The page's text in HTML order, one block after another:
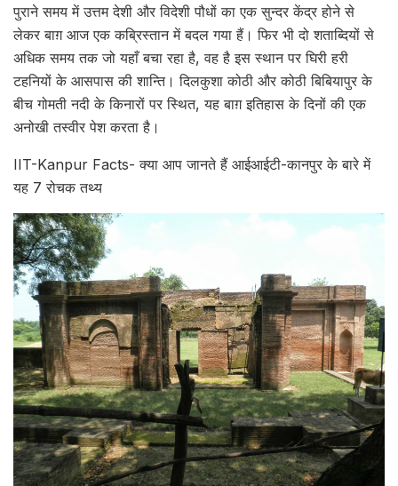
पुराने समय में उत्तम देशी और विदेशी पौधों का एक सुन्दर केंद्र होने से
लेकर बाग़ आज एक कब्रिस्तान में बदल गया हैं। फिर भी दो शताब्दियों से
अधिक समय तक जो यहाँ बचा रहा है, वह है इस स्थान पर घिरी हरी
टहनियों के आसपास की शान्ति। दिलकुशा कोठी और कोठी बिबियापुर के
बीच गोमती नदी के किनारों पर स्थित, यह बाग़ इतिहास के दिनों की एक
अनोखी तस्वीर पेश करता है।
IIT-Kanpur Facts- क्या आप जानते हैं आईआईटी-कानपुर के बारे में
यह 7 रोचक तथ्य